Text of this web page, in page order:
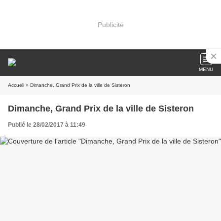
Publicité
MENU
Accueil » Dimanche, Grand Prix de la ville de Sisteron
Dimanche, Grand Prix de la ville de Sisteron
Publié le 28/02/2017 à 11:49